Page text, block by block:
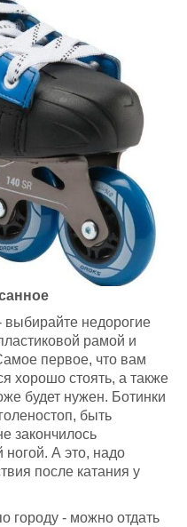
недорогие
рамой и
первое, что вам
хорошо стоять, а также
будет нужен. Ботинки
быть
закончилось
А это, надо
после катания у
городу - можно отдать